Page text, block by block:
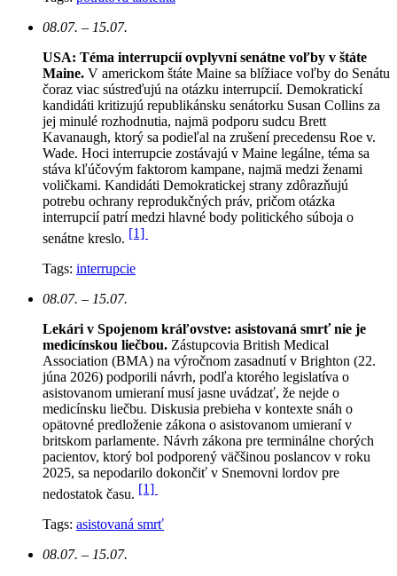
08.07. – 15.07.
USA: Téma interrupcií ovplyvní senátne voľby v štáte
Maine. V americkom štáte Maine sa blížiace voľby do Senátu
čoraz viac sústreďujú na otázku interrupcií. Demokratickí
kandidáti kritizujú republikánsku senátorku Susan Collins za
jej minulé rozhodnutia, najmä podporu sudcu Brett
Kavanaugh, ktorý sa podieľal na zrušení precedensu Roe v.
Wade. Hoci interrupcie zostávajú v Maine legálne, téma sa
stáva kľúčovým faktorom kampane, najmä medzi ženami
voličkami. Kandidáti Demokratickej strany zdôrazňujú
potrebu ochrany reprodukčných práv, pričom otázka
interrupcií patrí medzi hlavné body politického súboja o
senátne kreslo. [1]
Tags: interrupcie
08.07. – 15.07.
Lekári v Spojenom kráľovstve: asistovaná smrť nie je
medicínskou liečbou. Zástupcovia British Medical
Association (BMA) na výročnom zasadnutí v Brighton (22.
júna 2026) podporili návrh, podľa ktorého legislatíva o
asistovanom umieraní musí jasne uvádzať, že nejde o
medicínsku liečbu. Diskusia prebieha v kontexte snáh o
opätovné predloženie zákona o asistovanom umieraní v
britskom parlamente. Návrh zákona pre terminálne chorých
pacientov, ktorý bol podporený väčšinou poslancov v roku
2025, sa nepodarilo dokončiť v Snemovni lordov pre
nedostatok času. [1]
Tags: asistovaná smrť
08.07. – 15.07.